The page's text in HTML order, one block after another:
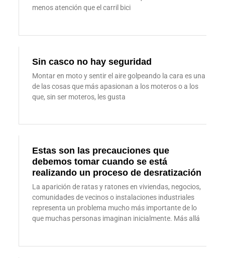
menos atención que el carril bici
Sin casco no hay seguridad
Montar en moto y sentir el aire golpeando la cara es una
de las cosas que más apasionan a los moteros o a los
que, sin ser moteros, les gusta
Estas son las precauciones que
debemos tomar cuando se está
realizando un proceso de desratización
La aparición de ratas y ratones en viviendas, negocios,
comunidades de vecinos o instalaciones industriales
representa un problema mucho más importante de lo
que muchas personas imaginan inicialmente. Más allá